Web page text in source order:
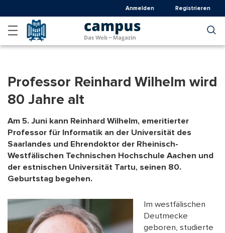
zum
Inhalt
Anmelden Registrieren
Professor Reinhard Wilhelm wird
80 Jahre alt
Am 5. Juni kann Reinhard Wilhelm, emeritierter
Professor für Informatik an der Universität des
Saarlandes und Ehrendoktor der Rheinisch-
Westfälischen Technischen Hochschule Aachen und
der estnischen Universität Tartu, seinen 80.
Geburtstag begehen.
Im westfälischen
Deutmecke
geboren, studierte